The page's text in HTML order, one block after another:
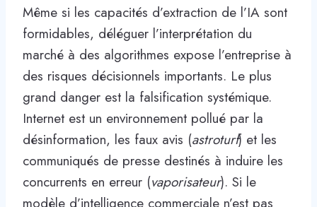
Même si les capacités d’extraction de l’IA sont
formidables, déléguer l’interprétation du
marché à des algorithmes expose l’entreprise à
des risques décisionnels importants. Le plus
grand danger est la falsification systémique.
Internet est un environnement pollué par la
désinformation, les faux avis (astroturf) et les
communiqués de presse destinés à induire les
concurrents en erreur (vaporisateur). Si le
modèle d’intelligence commerciale n’est pas